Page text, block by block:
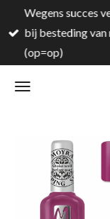
direct
naar
hoofdinhoud
Wegens succes
bij besteding van
(op=op)